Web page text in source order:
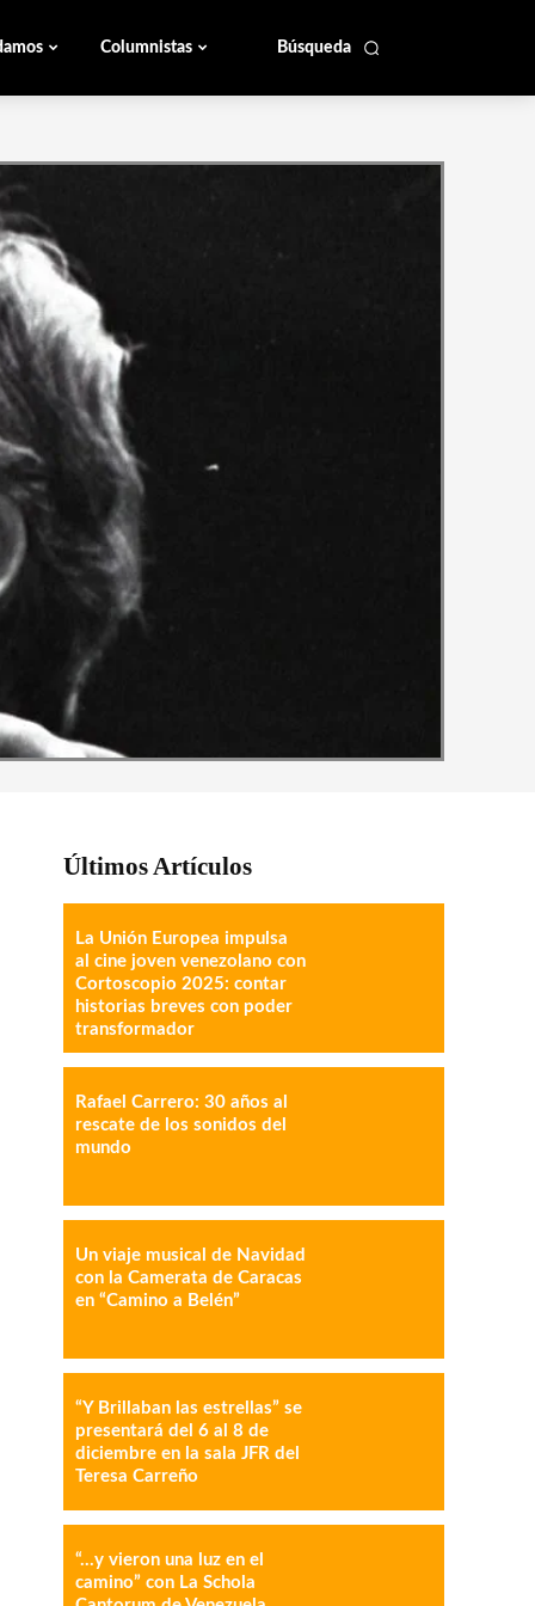
Búsqueda
Columnistas
IMPRESIÓN COPY URL
Últimos Artículos
La Unión Europea impulsa
al cine joven venezolano con
Cortoscopio 2025: contar
historias breves con poder
transformador
Rafael Carrero: 30 años al
rescate de los sonidos del
mundo
Un viaje musical de Navidad
con la Camerata de Caracas
en “Camino a Belén”
“Y Brillaban las estrellas” se
presentará del 6 al 8 de
diciembre en la sala JFR del
Teresa Carreño
“…y vieron una luz en el
camino” con La Schola